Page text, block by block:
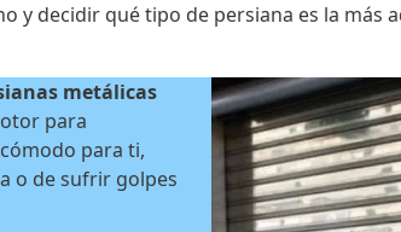
y decidir qué tipo de persiana es la más
metálicas
para
para ti,
o de sufrir golpes